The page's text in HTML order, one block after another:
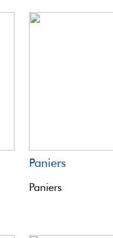
Paniers
Paniers